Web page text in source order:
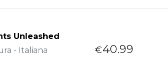
Unleashed
- Italiana
€40.99